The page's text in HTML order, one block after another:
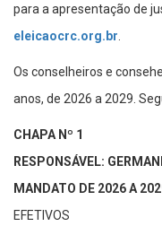
para a apresentação de
eleicaocrc.org.br
Os conselheiros e
anos, de 2026 a 2029.
CHAPA Nº 1
RESPONSÁVEL:
MANDATO DE 2026 A
EFETIVOS